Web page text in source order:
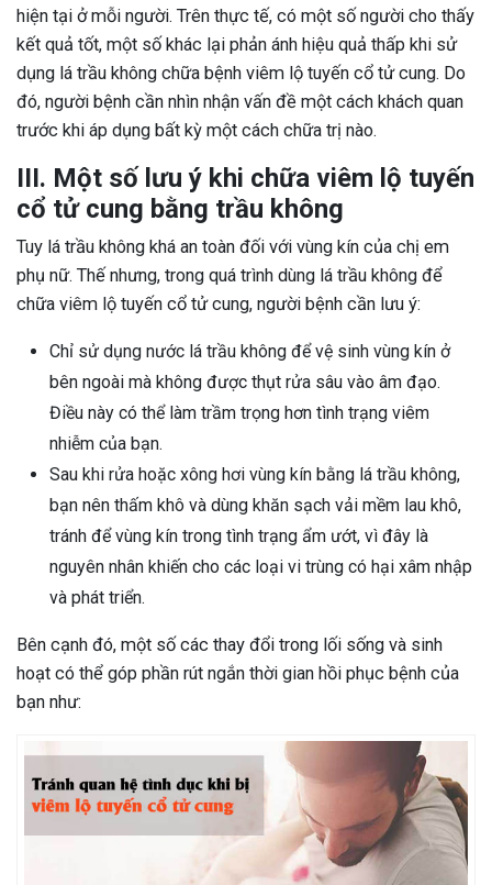
hiện tại ở mỗi người. Trên thực tế, có một số người cho thấy
kết quả tốt, một số khác lại phản ánh hiệu quả thấp khi sử
dụng lá trầu không chữa bệnh viêm lộ tuyến cổ tử cung. Do
đó, người bệnh cần nhìn nhận vấn đề một cách khách quan
trước khi áp dụng bất kỳ một cách chữa trị nào.
III. Một số lưu ý khi chữa viêm lộ tuyến
cổ tử cung bằng trầu không
Tuy lá trầu không khá an toàn đối với vùng kín của chị em
phụ nữ. Thế nhưng, trong quá trình dùng lá trầu không để
chữa viêm lộ tuyến cổ tử cung, người bệnh cần lưu ý:
Chỉ sử dụng nước lá trầu không để vệ sinh vùng kín ở
bên ngoài mà không được thụt rửa sâu vào âm đạo.
Điều này có thể làm trầm trọng hơn tình trạng viêm
nhiễm của bạn.
Sau khi rửa hoặc xông hơi vùng kín bằng lá trầu không,
bạn nên thấm khô và dùng khăn sạch vải mềm lau khô,
tránh để vùng kín trong tình trạng ẩm ướt, vì đây là
nguyên nhân khiến cho các loại vi trùng có hại xâm nhập
và phát triển.
Bên cạnh đó, một số các thay đổi trong lối sống và sinh
hoạt có thể góp phần rút ngắn thời gian hồi phục bệnh của
bạn như: